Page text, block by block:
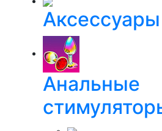
Аксессуары
Анальные